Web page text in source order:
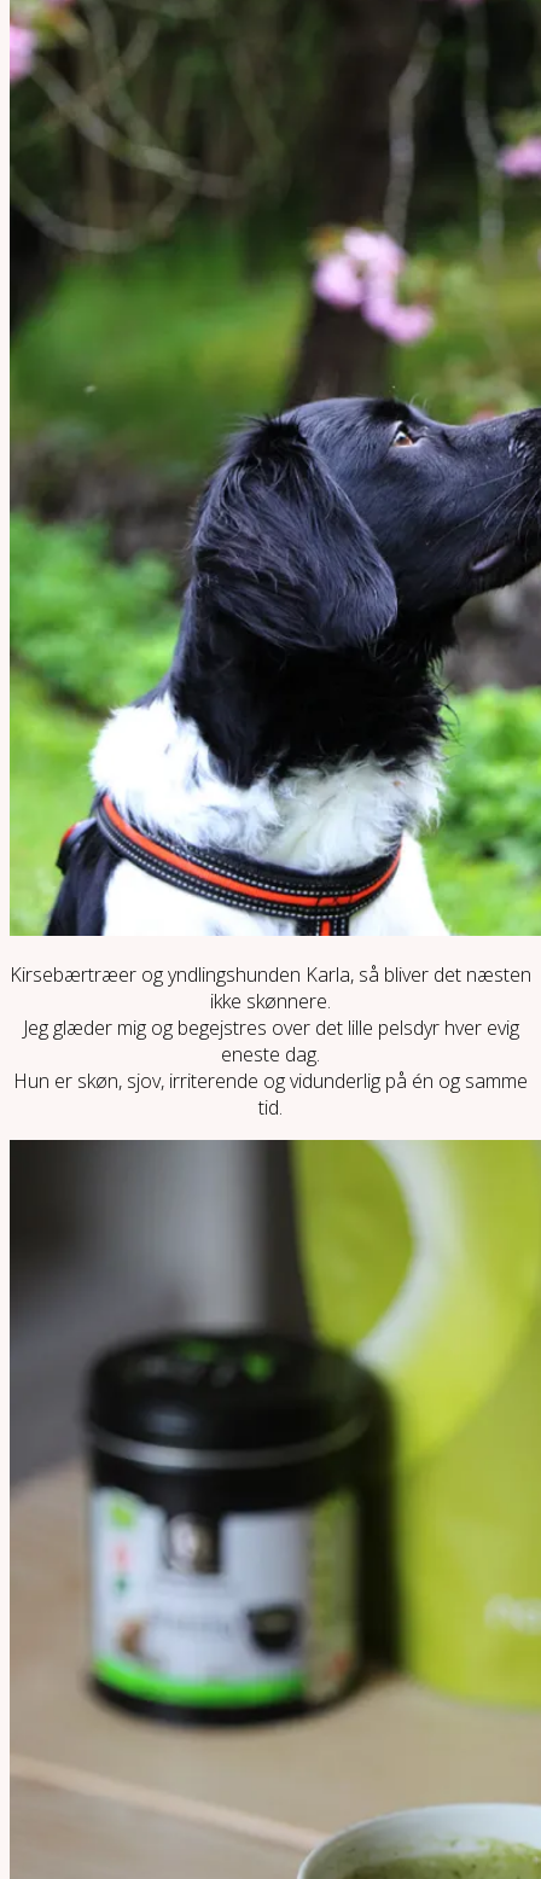
Kirsebærtræer og yndlingshunden Karla, så bliver det næsten
ikke skønnere.
Jeg glæder mig og begejstres over det lille pelsdyr hver evig
eneste dag.
Hun er skøn, sjov, irriterende og vidunderlig på én og samme
tid.